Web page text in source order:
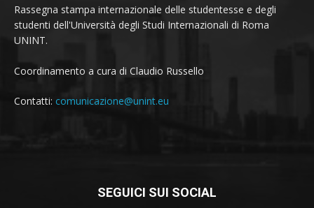
Rassegna stampa internazionale delle studentesse e degli
studenti dell'Università degli Studi Internazionali di Roma
UNINT.
Coordinamento a cura di Claudio Russello
Contatti: comunicazione@unint.eu
SEGUICI SUI SOCIAL